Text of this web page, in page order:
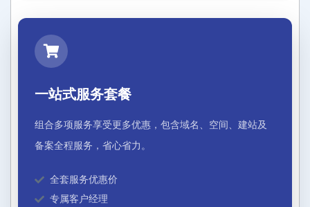
一站式服务套餐
组合多项服务享受更多优惠，包含域名、空间、建站及
备案全程服务，省心省力。
全套服务优惠价
专属客户经理